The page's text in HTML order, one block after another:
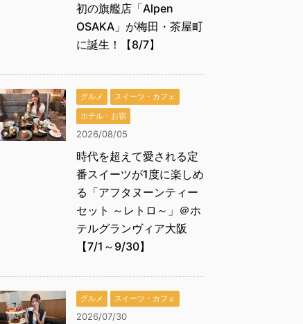
初の旗艦店「Alpen
OSAKA」が梅田・茶屋町
に誕生！【8/7】
グルメ
スイーツ・カフェ
ホテル・お宿
2026/08/05
時代を超えて愛される定
番スイーツが1度に楽しめ
る「アフタヌーンティー
セット ～レトロ～」＠ホ
テルグランヴィア大阪
【7/1～9/30】
グルメ スイーツ・カフェ
2026/07/30